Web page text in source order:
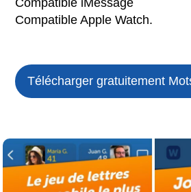
Compatible iMessage
Compatible Apple Watch.
Télécharger gratuitement